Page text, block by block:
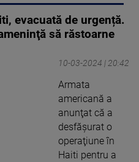
evacuată de urgență.
să răstoarne
10-03-2024 | 20:42
Armata
americană a
anunţat că a
desfăşurat o
operaţiune în
Haiti pentru a